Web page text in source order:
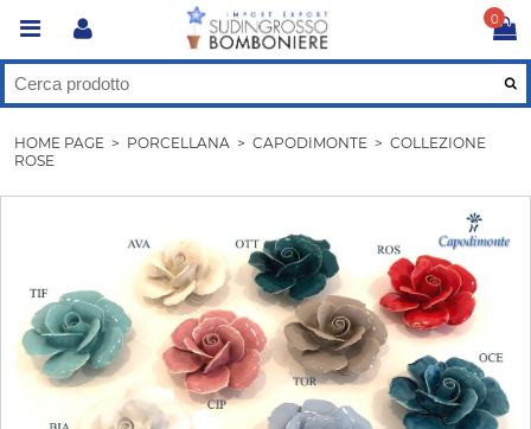
0
HOME PAGE > PORCELLANA > CAPODIMONTE > COLLEZIONE
ROSE